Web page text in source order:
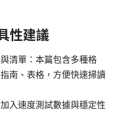
性建議
清單：本篇包含多種格
南、表格，方便快速掃讀
入速度測試數據與穩定性